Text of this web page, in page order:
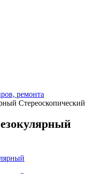
ремонта
Стереоскопический